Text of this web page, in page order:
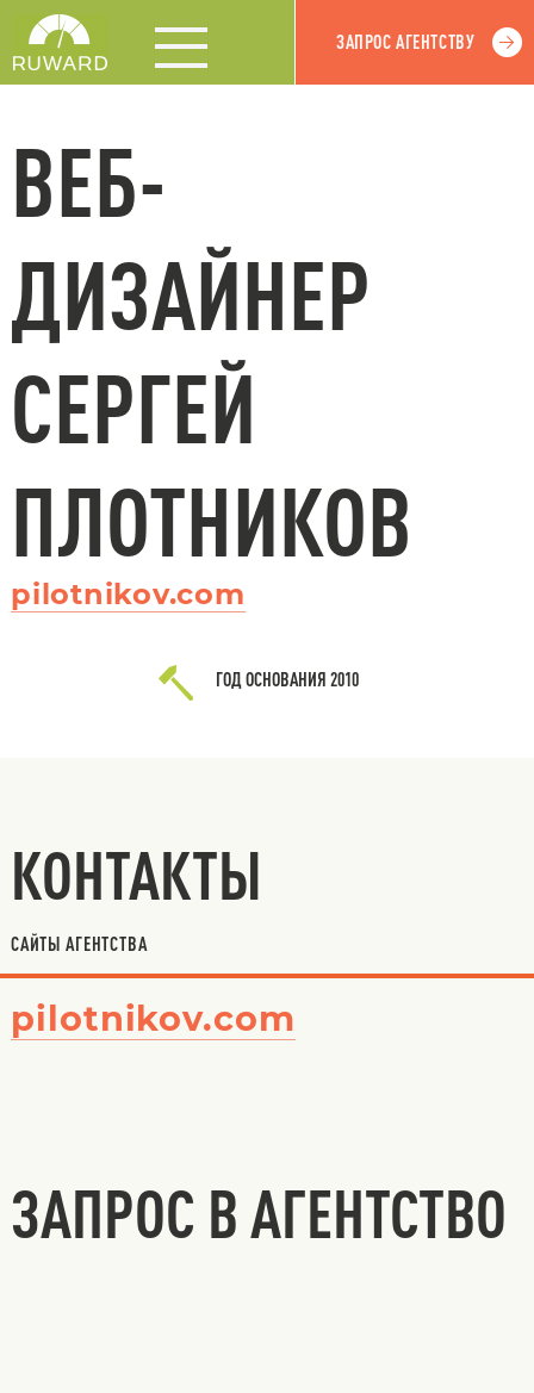
ЗАПРОС АГЕНТСТВУ
ВЕБ-
ДИЗАЙНЕР
СЕРГЕЙ
ПЛОТНИКОВ
pilotnikov.com
ГОД ОСНОВАНИЯ 2010
КОНТАКТЫ
САЙТЫ АГЕНТСТВА
pilotnikov.com
ЗАПРОС В АГЕНТСТВО